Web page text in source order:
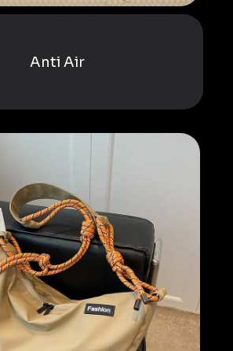
Anti Air